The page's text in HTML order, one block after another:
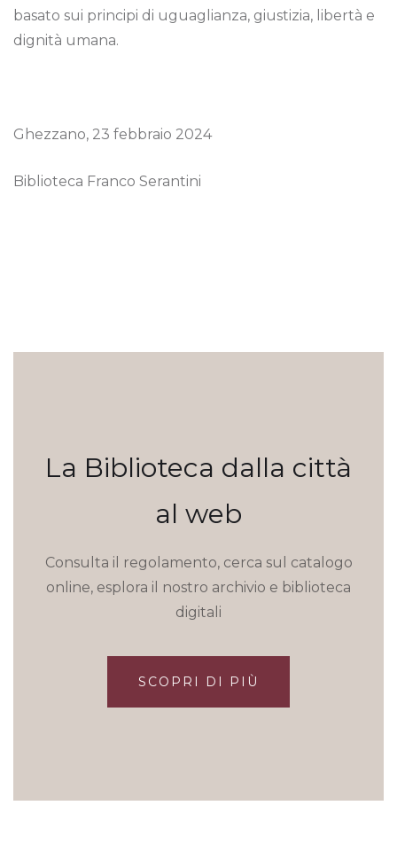
basato sui principi di uguaglianza, giustizia, libertà e
dignità umana.
Ghezzano, 23 febbraio 2024
Biblioteca Franco Serantini
La Biblioteca dalla città
al web
Consulta il regolamento, cerca sul catalogo
online, esplora il nostro archivio e biblioteca
digitali
SCOPRI DI PIÙ